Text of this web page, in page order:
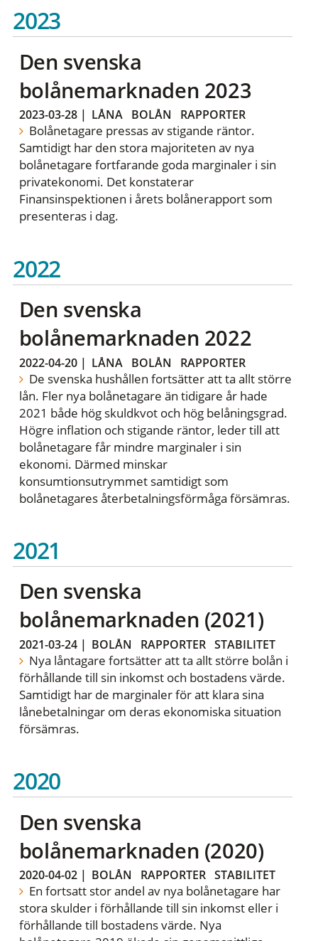
2023
Den svenska
bolånemarknaden 2023
2023-03-28| LÅNA BOLÅN RAPPORTER
Bolånetagare pressas av stigande räntor.
Samtidigt har den stora majoriteten av nya
bolånetagare fortfarande goda marginaler i sin
privatekonomi. Det konstaterar
Finansinspektionen i årets bolånerapport som
presenteras i dag.
2022
Den svenska
bolånemarknaden 2022
2022-04-20| LÅNA BOLÅN RAPPORTER
De svenska hushållen fortsätter att ta allt större
lån. Fler nya bolånetagare än tidigare år hade
2021 både hög skuldkvot och hög belåningsgrad.
Högre inflation och stigande räntor, leder till att
bolånetagare får mindre marginaler i sin
ekonomi. Därmed minskar
konsumtionsutrymmet samtidigt som
bolånetagares återbetalningsförmåga försämras.
2021
Den svenska
bolånemarknaden (2021)
2021-03-24| BOLÅN RAPPORTER STABILITET
Nya låntagare fortsätter att ta allt större bolån i
förhållande till sin inkomst och bostadens värde.
Samtidigt har de marginaler för att klara sina
lånebetalningar om deras ekonomiska situation
försämras.
2020
Den svenska
bolånemarknaden (2020)
2020-04-02| BOLÅN RAPPORTER STABILITET
En fortsatt stor andel av nya bolånetagare har
stora skulder i förhållande till sin inkomst eller i
förhållande till bostadens värde. Nya